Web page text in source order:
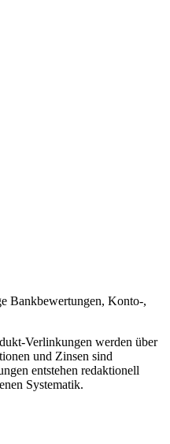
Bankbewertungen, Konto-,
Verlinkungen werden über
und Zinsen sind
entstehen redaktionell
Systematik.